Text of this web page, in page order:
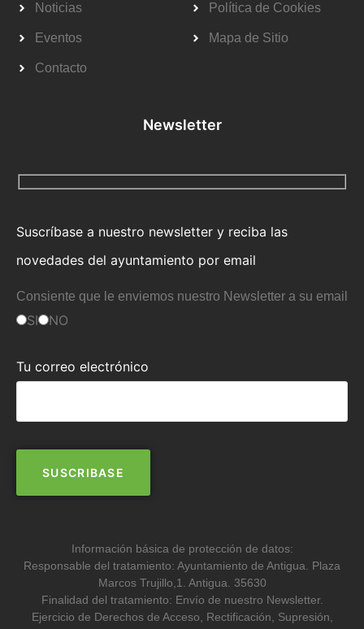
Noticias
Eventos
Contacto
Política de Cookies
Mapa de Sitio
Newsletter
Suscríbase a nuestro newsletter y reciba las
novedades del ayuntamiento por email
Consiente que le enviemos nuestro Newsletter a su email
SI NO
Tu correo electrónico
Información básica de protección de datos:
Responsable del tratamiento: Ayuntamiento de Antigua. Plaza
Marcos Trujillo,1. Antigua. 35630
Finalidad del tratamiento: Envío de nuestro Newsletter.
Ejercicio de Derechos de Acceso, Rectificación, Supresión,